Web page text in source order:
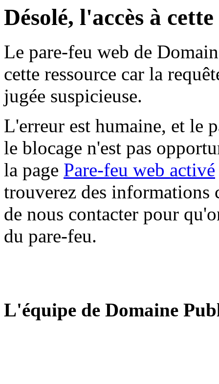
Désolé, l'accès à
Le pare-feu web de
cette ressource car la
jugée suspicieuse.
L'erreur est humaine, et le
le blocage n'est pas
la page Pare-feu web activé
trouverez des informations
de nous contacter pour
du pare-feu.
L'équipe de Domaine